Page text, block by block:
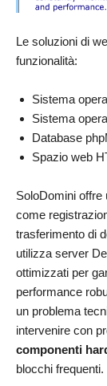
Le soluzioni di
funzionalità:
Sistema
Sistema
Database
Spazio web
SoloDomini offre
come
trasferimento di
utilizza server
ottimizzati per
performance
un problema
intervenire con
componenti
blocchi frequenti.